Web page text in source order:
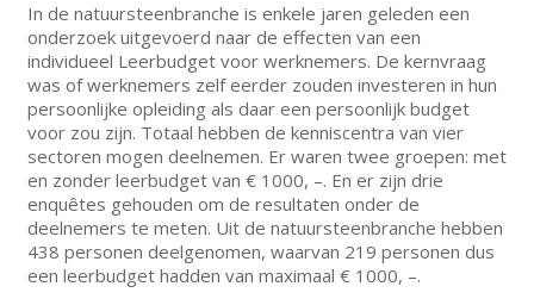
In de natuursteenbranche is enkele jaren geleden een
onderzoek uitgevoerd naar de effecten van een
individueel Leerbudget voor werknemers. De kernvraag
was of werknemers zelf eerder zouden investeren in hun
persoonlijke opleiding als daar een persoonlijk budget
voor zou zijn. Totaal hebben de kenniscentra van vier
sectoren mogen deelnemen. Er waren twee groepen: met
en zonder leerbudget van € 1000, –. En er zijn drie
enquêtes gehouden om de resultaten onder de
deelnemers te meten. Uit de natuursteenbranche hebben
438 personen deelgenomen, waarvan 219 personen dus
een leerbudget hadden van maximaal € 1000, –.